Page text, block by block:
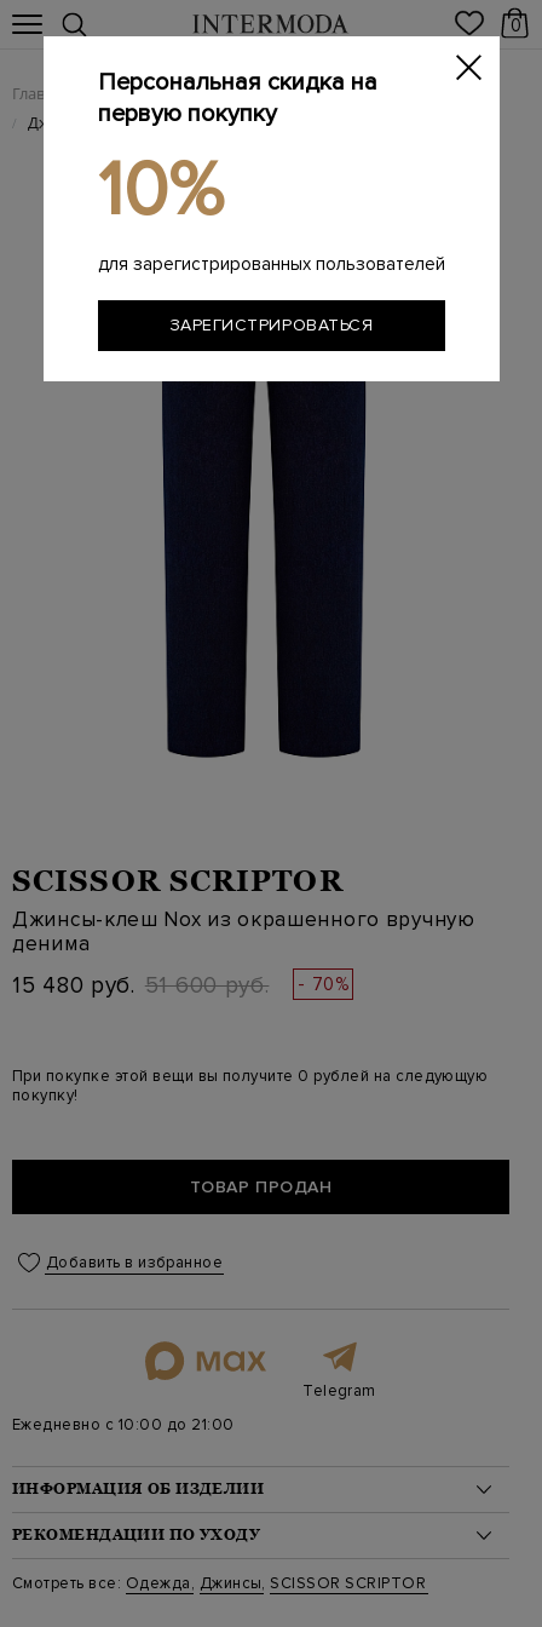
0
Главная Женщинам / Женская одежда / Женские джинсы
/ Джинсы-клеш Nox из окрашенного вручную денима
SCISSOR SCRIPTOR
Джинсы-клеш Nox из окрашенного вручную
денима
15 480 руб. 51 600 руб. - 70%
При покупке этой вещи вы получите 0 рублей на следующую
покупку!
ТОВАР ПРОДАН
Добавить в избранное
Telegram
Ежедневно с 10:00 до 21:00
ИНФОРМАЦИЯ ОБ ИЗДЕЛИИ
Материал: хлопок 64%, полиэтилен 34%, полиуретан 2%
На модели: 174/81/61/89 на модели размер 26
Стиль: Прямые, Высокая посадка, Застежка-молния
Цвет: Синий
РЕКОМЕНДАЦИИ ПО УХОДУ
Стирка: Деликатная стирка при температуре воды до 30
Смотреть все: Одежда, Джинсы, SCISSOR SCRIPTOR
Персональная скидка на
первую покупку
10%
для зарегистрированных пользователей
ЗАРЕГИСТРИРОВАТЬСЯ